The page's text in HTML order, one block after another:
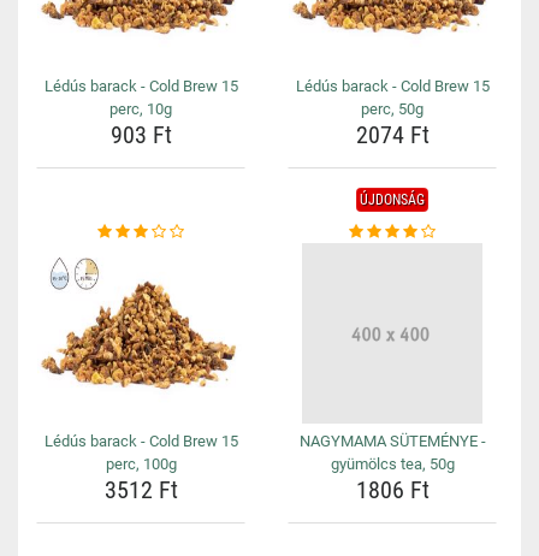
Lédús barack - Cold Brew 15
perc, 10g
903 Ft
Lédús barack - Cold Brew 15
perc, 50g
2074 Ft
Lédús barack - Cold Brew 15
perc, 100g
3512 Ft
ÚJDONSÁG
NAGYMAMA SÜTEMÉNYE -
gyümölcs tea, 50g
1806 Ft